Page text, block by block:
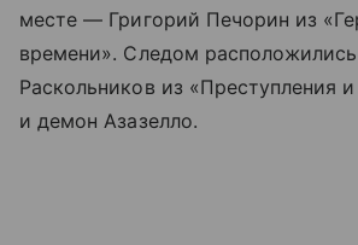
месте — Григорий Печорин из
времени». Следом
Раскольников из «Преступления и
и демон Азазелло.